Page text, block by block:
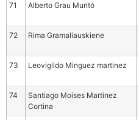
71 Alberto Grau Muntó
72 Rima Gramaliauskiene
73 Leovigildo Minguez martinez
74
Santiago Moises Martinez
Cortina